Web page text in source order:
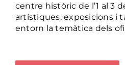
centre històric de l’1 al 3
artístiques, exposicions i
entorn la temàtica dels